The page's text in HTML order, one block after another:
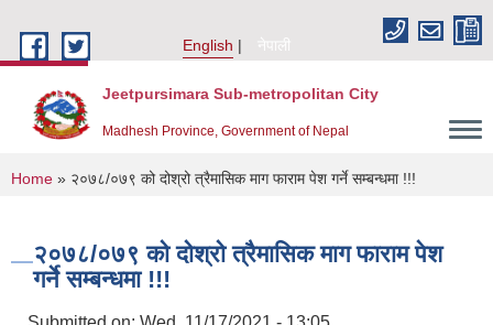
English
नेपाली
Jeetpursimara Sub-metropolitan City
Madhesh Province, Government of Nepal
You are here
Home » २०७८/०७९ को दोश्रो त्रैमासिक माग फाराम पेश गर्ने सम्बन्धमा !!!
२०७८/०७९ को दोश्रो त्रैमासिक माग फाराम पेश
गर्ने सम्बन्धमा !!!